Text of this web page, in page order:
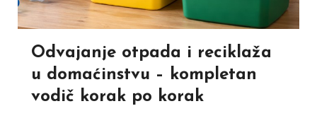
Odvajanje otpada i reciklaža
u domaćinstvu – kompletan
vodič korak po korak